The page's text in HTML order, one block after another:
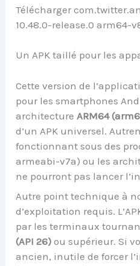
Télécharger
10.48.0-release.0 arm64-
Un APK taillé pour les
Cette version de
pour les smartphones
architecture ARM64
d’un APK universel.
fonctionnant sous des
armeabi-v7a) ou les
ne pourront pas lancer
Autre point technique à
d’exploitation requis.
par les terminaux
(API 26) ou supérieur. Si
ancien, inutile de forcer